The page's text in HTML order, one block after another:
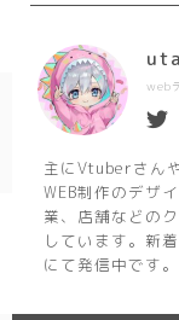
uta
web
主にVtuberさん
WEB制作のデザ
業、店舗などの
しています。新
にて発信中です。